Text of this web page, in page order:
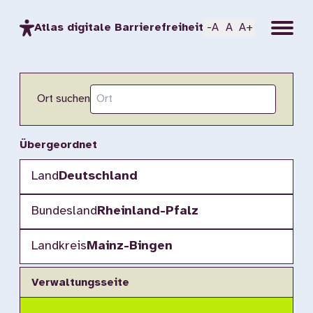
Atlas digitale Barrierefreiheit -A A A+ Menu
Ort suchen
Übergeordnet
LandDeutschland
BundeslandRheinland-Pfalz
LandkreisMainz-Bingen
Verwaltungsseite